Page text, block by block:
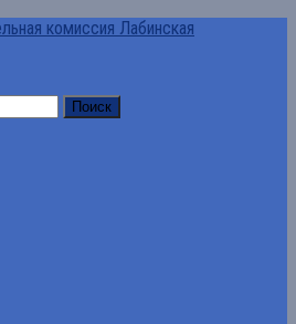
комиссия Лабинская